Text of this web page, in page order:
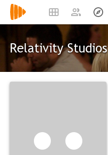
Relativity Studios